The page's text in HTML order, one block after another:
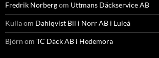
Fredrik Norbergom Uttmans Däckservice AB
Kullaom Dahlqvist Bil i Norr AB i Luleå
Björn om TC Däck AB i Hedemora